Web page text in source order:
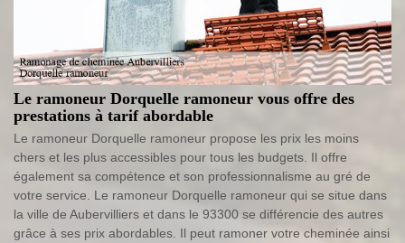
Le ramoneur Dorquelle ramoneur vous offre des
prestations à tarif abordable
Le ramoneur Dorquelle ramoneur propose les prix les moins
chers et les plus accessibles pour tous les budgets. Il offre
également sa compétence et son professionnalisme au gré de
votre service. Le ramoneur Dorquelle ramoneur qui se situe dans
la ville de Aubervilliers et dans le 93300 se différencie des autres
grâce à ses prix abordables. Il peut ramoner votre cheminée ainsi